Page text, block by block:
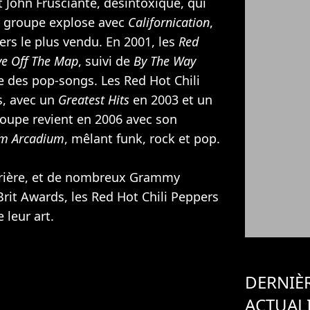
explose avec Californication,
le plus vendu. En 2001, les Red
Off The Map, suivi de By The Way
pop-songs. Les Red Hot Chili
avec un Greatest Hits en 2003 et un
revient en 2006 avec son
Arcadium, mêlant funk, rock et pop.
et de nombreux Grammy
Awards, les Red Hot Chili Peppers
leur art.